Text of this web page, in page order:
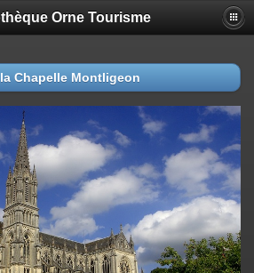
Orne Tourisme
Chapelle Montligeon